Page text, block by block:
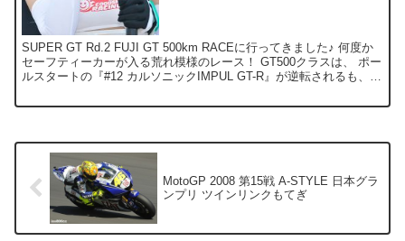
SUPER GT Rd.2 FUJI GT 500km RACEに行ってきました♪ 何度か
セーフティーカーが入る荒れ模様のレース！ GT500クラスは、 ポー
ルスタートの『#12 カルソニックIMPUL GT-R』が逆転されるも、
MotoGP 2008 第15戦 A-STYLE 日本グラ
ンプリ ツインリンクもてぎ